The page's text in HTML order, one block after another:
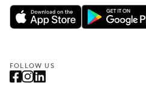
FOLLOW US